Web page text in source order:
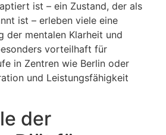
ist – ein Zustand, der als
ist – erleben viele eine
der mentalen Klarheit und
vorteilhaft für
in Zentren wie Berlin oder
und Leistungsfähigkeit
der